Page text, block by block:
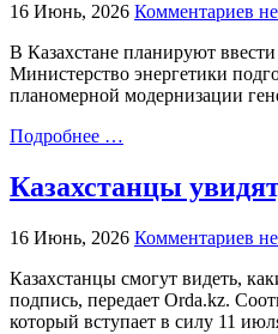
16 Июнь, 2026 Комментариев
В Казахстане планируют
Министерство энергетики
планомерной модернизации
Подробнее …
Казахстанцы
16 Июнь, 2026 Комментариев
Казахстанцы смогут видеть,
подпись, передает Orda.kz.
который вступает в силу 11